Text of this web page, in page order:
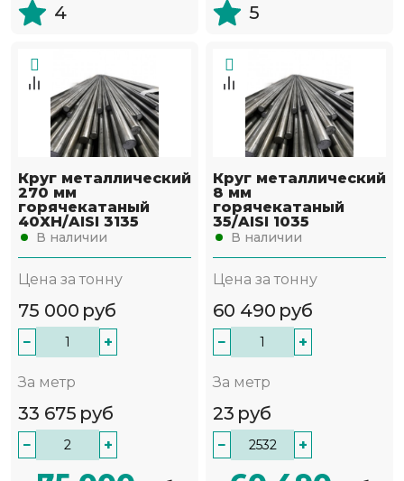
4 5
Круг металлический
270 мм
горячекатаный
40ХН/AISI 3135
В наличии
Цена за тонну
75 000 руб
− +
За метр
33 675 руб
− +
Круг металлический
8 мм
горячекатаный
35/AISI 1035
В наличии
Цена за тонну
60 490 руб
− +
За метр
23 руб
− +